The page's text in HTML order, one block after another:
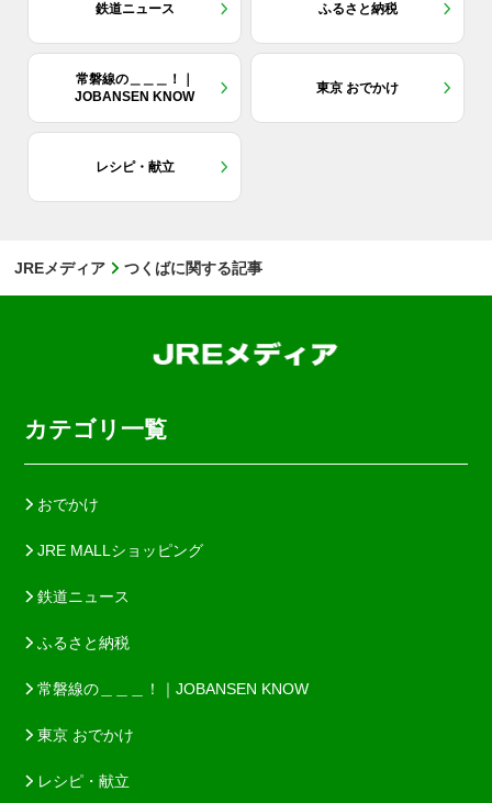
鉄道ニュース ふるさと納税
常磐線の＿＿＿！｜
JOBANSEN KNOW
東京 おでかけ
レシピ・献立
JREメディア つくばに関する記事
カテゴリ一覧
おでかけ
JRE MALLショッピング
鉄道ニュース
ふるさと納税
常磐線の＿＿＿！｜JOBANSEN KNOW
東京 おでかけ
レシピ・献立